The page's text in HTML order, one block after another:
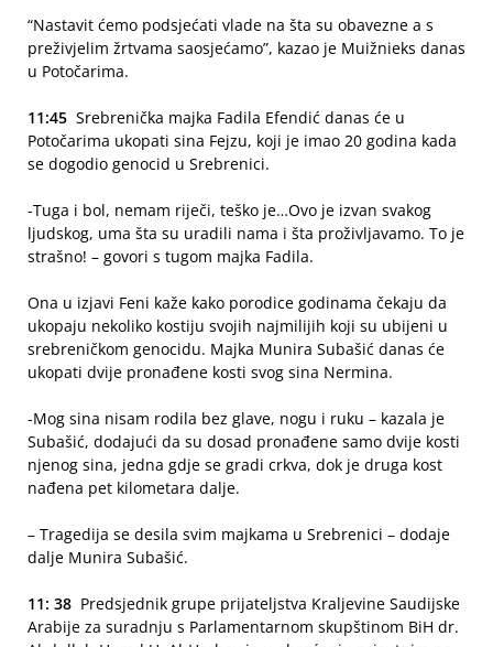
“Nastavit ćemo podsjećati vlade na šta su obavezne a s
preživjelim žrtvama saosjećamo”, kazao je Muižnieks danas
u Potočarima.
11:45 Srebrenička majka Fadila Efendić danas će u
Potočarima ukopati sina Fejzu, koji je imao 20 godina kada
se dogodio genocid u Srebrenici.
-Tuga i bol, nemam riječi, teško je…Ovo je izvan svakog
ljudskog, uma šta su uradili nama i šta proživljavamo. To je
strašno! – govori s tugom majka Fadila.
Ona u izjavi Feni kaže kako porodice godinama čekaju da
ukopaju nekoliko kostiju svojih najmilijih koji su ubijeni u
srebreničkom genocidu. Majka Munira Subašić danas će
ukopati dvije pronađene kosti svog sina Nermina.
-Mog sina nisam rodila bez glave, nogu i ruku – kazala je
Subašić, dodajući da su dosad pronađene samo dvije kosti
njenog sina, jedna gdje se gradi crkva, dok je druga kost
nađena pet kilometara dalje.
– Tragedija se desila svim majkama u Srebrenici – dodaje
dalje Munira Subašić.
11: 38 Predsjednik grupe prijateljstva Kraljevine Saudijske
Arabije za suradnju s Parlamentarnom skupštinom BiH dr.